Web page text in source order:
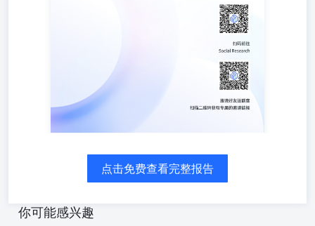
舆论⻛暴的主阵地，贡献了81.74%的讨论声量；⽽抖⾳则
在⽤户互动⽅⾯表现突出，占据了66.31%的互动量。[1]舆
情热度于2026年1⽉5⽇达到顶峰，与⼩⽶官⽅发布致歉声明
的时间点⾼度吻合，显⽰出官⽅回应是引爆舆论⾼潮的关键
节点。[3]情感倾向分析表明，负⾯情绪（占⽐60.64%）占
据主导，但中性内容的互动量（占⽐68.38%）异常活跃，
反映出⼤量⽹⺠在事件初期持观望态度，为品牌提供了舆论
引导的窗⼝期。[1,6] 报告进⼀步评估了事件对⼩⽶品牌声
誉的深远影响，指出此次⻛波不仅触发了核⼼⽤户群体的信
危机”的⼴泛讨论。[28,32]最后，报告系统性地梳理了品牌
在KOL合作中从筛选评估、框架管理到危机应对的全流程
查、合同条款、内容审核及危机预警等多个关键环节，旨在
为品牌提供⼀套科学、严谨的KOL营销⻛险管理框架，助
点击免费查看完整报告
你可能感兴趣